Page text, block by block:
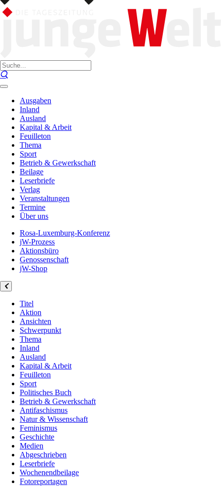
Ausgaben
Inland
Ausland
Kapital & Arbeit
Feuilleton
Thema
Sport
Betrieb & Gewerkschaft
Beilage
Leserbriefe
Verlag
Veranstaltungen
Termine
Über uns
Rosa-Luxemburg-Konferenz
jW-Prozess
Aktionsbüro
Genossenschaft
jW-Shop
Titel
Aktion
Ansichten
Schwerpunkt
Thema
Inland
Ausland
Kapital & Arbeit
Feuilleton
Sport
Politisches Buch
Betrieb & Gewerkschaft
Antifaschismus
Natur & Wissenschaft
Feminismus
Geschichte
Medien
Abgeschrieben
Leserbriefe
Wochenendbeilage
Fotoreportagen